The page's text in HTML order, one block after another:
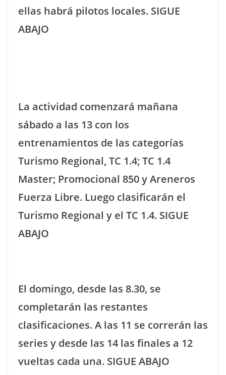
ellas habrá pilotos locales. SIGUE
ABAJO
La actividad comenzará mañana
sábado a las 13 con los
entrenamientos de las categorías
Turismo Regional, TC 1.4; TC 1.4
Master; Promocional 850 y Areneros
Fuerza Libre. Luego clasificarán el
Turismo Regional y el TC 1.4. SIGUE
ABAJO
El domingo, desde las 8.30, se
completarán las restantes
clasificaciones. A las 11 se correrán las
series y desde las 14 las finales a 12
vueltas cada una. SIGUE ABAJO